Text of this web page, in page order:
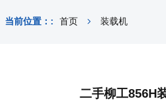
当前位置：: 首页 装载机
二手柳工856H